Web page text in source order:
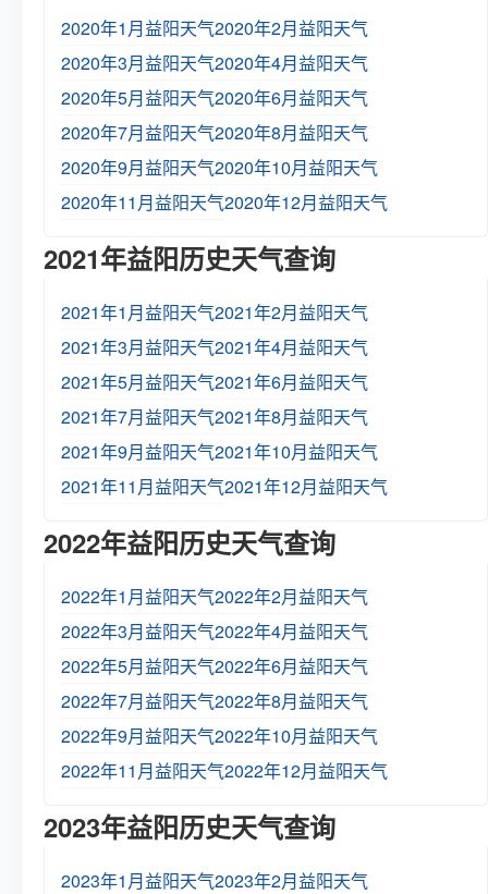
2020年1月益阳天气2020年2月益阳天气
2020年3月益阳天气2020年4月益阳天气
2020年5月益阳天气2020年6月益阳天气
2020年7月益阳天气2020年8月益阳天气
2020年9月益阳天气2020年10月益阳天气
2020年11月益阳天气2020年12月益阳天气
2021年益阳历史天气查询
2021年1月益阳天气2021年2月益阳天气
2021年3月益阳天气2021年4月益阳天气
2021年5月益阳天气2021年6月益阳天气
2021年7月益阳天气2021年8月益阳天气
2021年9月益阳天气2021年10月益阳天气
2021年11月益阳天气2021年12月益阳天气
2022年益阳历史天气查询
2022年1月益阳天气2022年2月益阳天气
2022年3月益阳天气2022年4月益阳天气
2022年5月益阳天气2022年6月益阳天气
2022年7月益阳天气2022年8月益阳天气
2022年9月益阳天气2022年10月益阳天气
2022年11月益阳天气2022年12月益阳天气
2023年益阳历史天气查询
2023年1月益阳天气2023年2月益阳天气